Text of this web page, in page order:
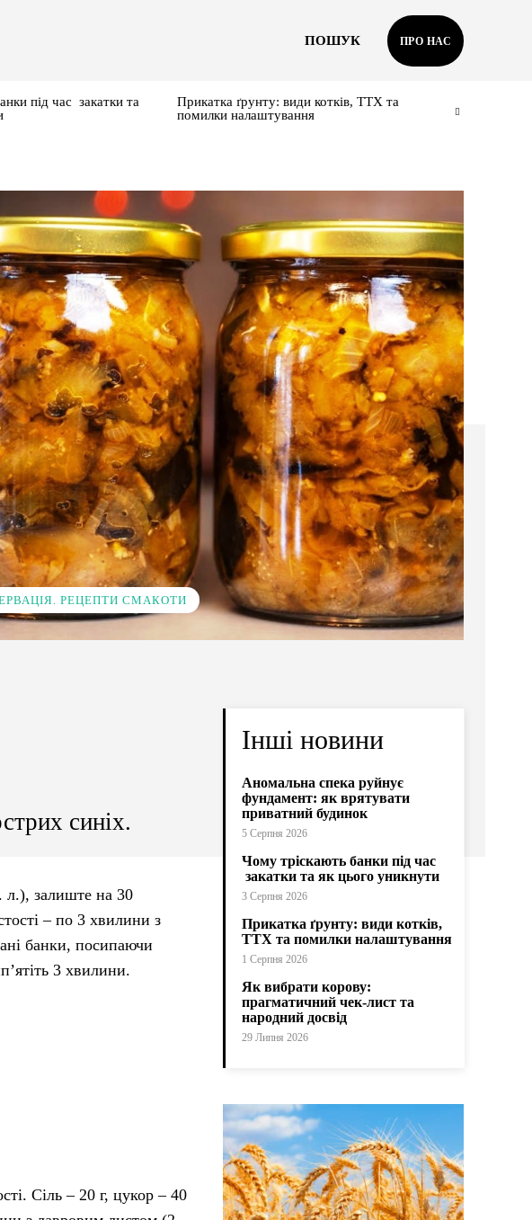
ПОШУК ПРО НАС
під час закатки та
Прикатка ґрунту: види котків, ТТХ та
помилки налаштування
РЕЦЕПТИ СМАКОТИ
синіх.
л.), залиште на 30
– по 3 хвилини з
банки, посипаючи
3 хвилини.
Сіль – 20 г, цукор – 40
Інші новини
Аномальна спека руйнує
фундамент: як врятувати
приватний будинок
5 Серпня 2026
Чому тріскають банки під час
закатки та як цього уникнути
3 Серпня 2026
Прикатка ґрунту: види котків,
ТТХ та помилки налаштування
1 Серпня 2026
Як вибрати корову:
прагматичний чек-лист та
народний досвід
29 Липня 2026